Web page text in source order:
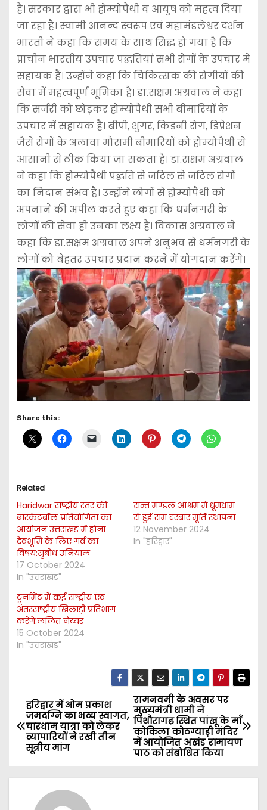
है। सरकार द्वारा भी होम्योपैथी व आयुष को महत्व दिया
जा रहा है। स्वामी आनन्द स्वरूप एवं महामंडलेश्वर दर्शन
भारती ने कहा कि समय के साथ सिद्ध हो गया है कि
प्राचीन भारतीय उपचार पद्धतियां सभी रोगों के उपचार में
सहायक हैं। उन्होंने कहा कि चिकित्सक की रोगीयों की
सेवा में महत्वपूर्ण भूमिका है। डा.सक्षम अग्रवाल ने कहा
कि सर्जरी को छोड़कर होम्योपैथी सभी बीमारियों के
उपचार में सहायक है। बीपी, शुगर, किड़नी रोग, डिप्रेशन
जैसे रोगों के अलावा मौसमी बीमारियों को होम्योपैथी से
आसानी से ठीक किया जा सकता है। डा.सक्षम अग्रवाल
ने कहा कि होम्योपैथी पद्धति से जटिल से जटिल रोगों
का निदान संभव है। उन्होंने लोगों से होम्योपैथी को
अपनाने की अपील करते हुए कहा कि धर्मनगरी के
लोगों की सेवा ही उनका लक्ष्य है। विकास अग्रवाल ने
कहा कि डा.सक्षम अग्रवाल अपने अनुभव से धर्मनगरी के
लोगों को बेहतर उपचार प्रदान करने में योगदान करेंगे।
Share this:
Related
Haridwar राष्ट्रीय स्तर की
बास्केटबॉल प्रतियोगिता का
आयोजन उत्तराखंड में होना
देवभूमि के लिए गर्व का
विषय:सुबोध उनियाल
17 October 2024
In "उत्तराखंड"
सन्त मण्डल आश्रम में धूमधाम
से हुई राम दरबार मूर्ति स्थापना
12 November 2024
In "हरिद्वार"
टूर्नामेंट में कई राष्ट्रीय एंव
अंतरराष्ट्रीय खिलाड़ी प्रतिभाग
करेंगे:ललित नैय्यर
15 October 2024
In "उत्तराखंड"
P
o
s
t
रामनवमी के अवसर पर
मुख्यमंत्री धामी ने
पिथौरागढ़ स्थित पांखू के माँ
कोकिला कोठग्याड़ी मंदिर
में आयोजित अखंड रामायण
पाठ को संबोधित किया
हरिद्वार में ओम प्रकाश
जमदग्नि का भव्य स्वागत,
चारधाम यात्रा को लेकर
व्यापारियों ने रखी तीन
सूत्रीय मांग